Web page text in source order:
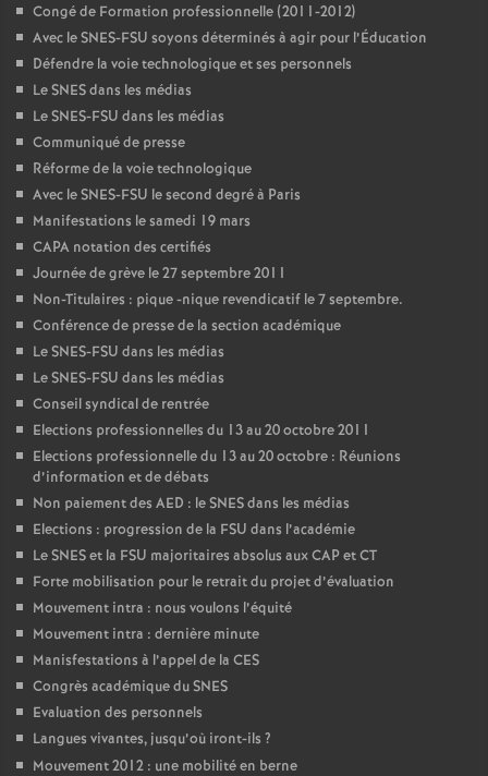
Congé de Formation professionnelle (2011-2012)
Avec le SNES-FSU soyons déterminés à agir pour l’Éducation
Défendre la voie technologique et ses personnels
Le SNES dans les médias
Le SNES-FSU dans les médias
Communiqué de presse
Réforme de la voie technologique
Avec le SNES-FSU le second degré à Paris
Manifestations le samedi 19 mars
CAPA notation des certifiés
Journée de grève le 27 septembre 2011
Non-Titulaires : pique -nique revendicatif le 7 septembre.
Conférence de presse de la section académique
Le SNES-FSU dans les médias
Le SNES-FSU dans les médias
Conseil syndical de rentrée
Elections professionnelles du 13 au 20 octobre 2011
Elections professionnelle du 13 au 20 octobre : Réunions
d’information et de débats
Non paiement des AED : le SNES dans les médias
Elections : progression de la FSU dans l’académie
Le SNES et la FSU majoritaires absolus aux CAP et CT
Forte mobilisation pour le retrait du projet d’évaluation
Mouvement intra : nous voulons l’équité
Mouvement intra : dernière minute
Manisfestations à l’appel de la CES
Congrès académique du SNES
Evaluation des personnels
Langues vivantes, jusqu’où iront-ils ?
Mouvement 2012 : une mobilité en berne